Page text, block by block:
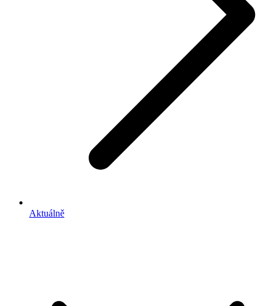
Aktuálně